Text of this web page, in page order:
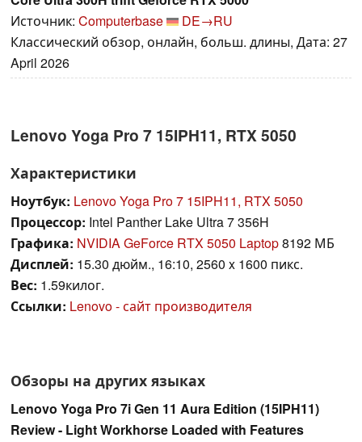
Источник: Computerbase
DE→RU
Классический обзор, онлайн, больш. длины, Дата: 27
April 2026
Lenovo Yoga Pro 7 15IPH11, RTX 5050
Характеристики
Ноутбук: Lenovo Yoga Pro 7 15IPH11, RTX 5050
Процессор: Intel Panther Lake Ultra 7 356H
Графика: NVIDIA GeForce RTX 5050 Laptop8192 МБ
Дисплей: 15.30 дюйм., 16:10, 2560 x 1600 пикс.
Вес: 1.59килог.
Ссылки: Lenovo - сайт производителя
Обзоры на других языках
Lenovo Yoga Pro 7i Gen 11 Aura Edition (15IPH11)
Review - Light Workhorse Loaded with Features